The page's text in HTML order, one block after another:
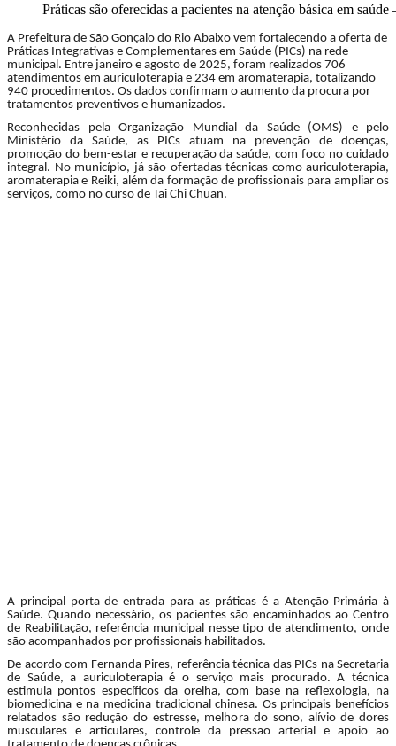
Práticas são oferecidas a pacientes na atenção básica em
A Prefeitura de São Gonçalo do Rio Abaixo vem fortalecendo a oferta de
Práticas Integrativas e Complementares em Saúde (PICs) na rede
municipal. Entre janeiro e agosto de 2025, foram realizados 706
atendimentos em auriculoterapia e 234 em aromaterapia, totalizando
940 procedimentos. Os dados confirmam o aumento da procura por
tratamentos preventivos e humanizados.
Reconhecidas pela Organização Mundial da Saúde (OMS) e pelo
Ministério da Saúde, as PICs atuam na prevenção de doenças,
promoção do bem-estar e recuperação da saúde, com foco no cuidado
integral. No município, já são ofertadas técnicas como auriculoterapia,
aromaterapia e Reiki, além da formação de profissionais para ampliar os
serviços, como no curso de Tai Chi Chuan.
A principal porta de entrada para as práticas é a Atenção Primária à
Saúde. Quando necessário, os pacientes são encaminhados ao Centro
de Reabilitação, referência municipal nesse tipo de atendimento, onde
são acompanhados por profissionais habilitados.
De acordo com Fernanda Pires, referência técnica das PICs na Secretaria
de Saúde, a auriculoterapia é o serviço mais procurado. A técnica
estimula pontos específicos da orelha, com base na reflexologia, na
biomedicina e na medicina tradicional chinesa. Os principais benefícios
relatados são redução do estresse, melhora do sono, alívio de dores
musculares e articulares, controle da pressão arterial e apoio ao